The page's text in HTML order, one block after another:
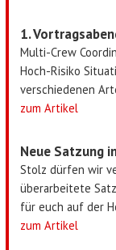
1.
Multi-Crew
Hoch-Risiko
verschiedenen
zum Artikel
Neue Satzung
Stolz dürfen wir
überarbeitete
für euch auf der
zum Artikel